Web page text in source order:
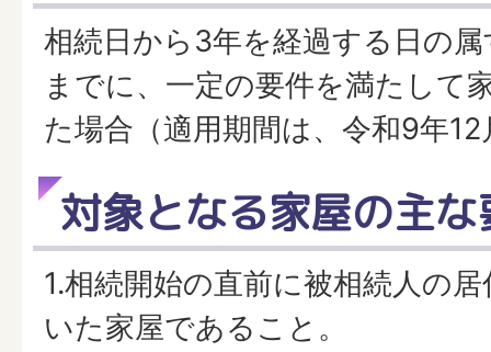
相続日から3年を経過する日の
までに、一定の要件を満たして
た場合（適用期間は、令和9年
対象となる家屋の主な
1.相続開始の直前に被相続人の
いた家屋であること。